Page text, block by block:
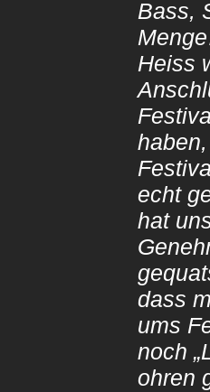
Bass,
Heiss
echt
hat
dass
ums
noch
ohren